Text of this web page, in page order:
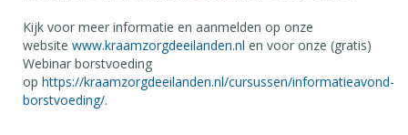
Kijk voor meer informatie en aanmelden op onze
website www.kraamzorgdeeilanden.nl en voor onze (gratis)
Webinar borstvoeding
op https://kraamzorgdeeilanden.nl/cursussen/informatieavond-
borstvoeding/.